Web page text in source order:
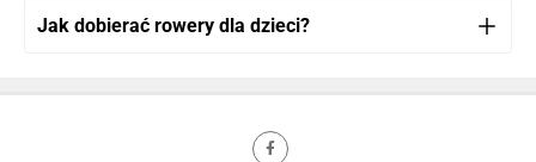
Jak dobierać rowery dla dzieci?